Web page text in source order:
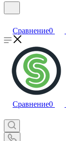
Сравнение0
Сравнение0